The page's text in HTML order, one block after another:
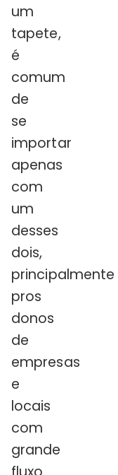
um
tapete,
é
comum
de
se
importar
apenas
com
um
desses
dois,
principalmente
pros
donos
de
empresas
e
locais
com
grande